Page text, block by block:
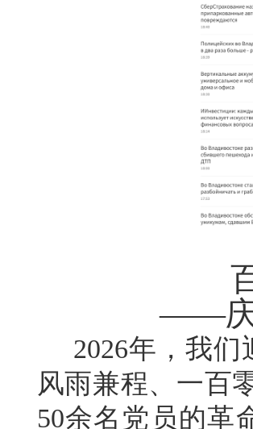
——庆
2026年，我
风雨兼程、一百
50余名党员的革